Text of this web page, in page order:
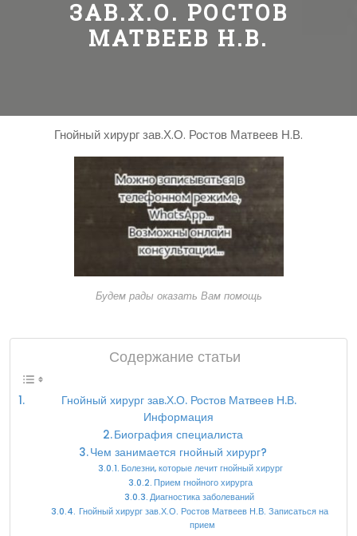
ЗАВ.Х.О. РОСТОВ
МАТВЕЕВ Н.В.
Гнойный хирург зав.Х.О. Ростов Матвеев Н.В.
Будем рады оказать Вам помощь
Содержание статьи
Гнойный хирург зав.Х.О. Ростов Матвеев Н.В.
Информация
Биография специалиста
Чем занимается гнойный хирург?
Болезни, которые лечит гнойный хирург
Прием гнойного хирурга
Диагностика заболеваний
Гнойный хирург зав.Х.О. Ростов Матвеев Н.В. Записаться на
прием